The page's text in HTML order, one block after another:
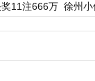
11注666万 徐州